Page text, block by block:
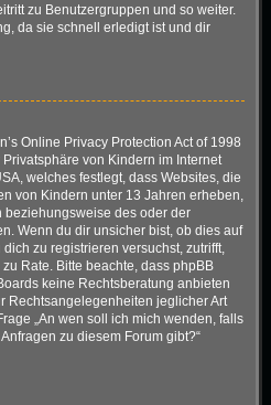
zu Benutzergruppen und so weiter.
da sie schnell erledigt ist und dir
Online Privacy Protection Act of 1998
von Kindern im Internet
welches festlegt, dass Websites, die
von Kindern unter 13 Jahren erheben,
beziehungsweise des oder der
Wenn du dir unsicher bist, ob dies auf
zu registrieren versuchst, zutrifft,
Rate. Bitte beachte, dass phpBB
keine Rechtsberatung anbieten
Rechtsangelegenheiten jeglicher Art
„An wen soll ich mich wenden, falls
zu diesem Forum gibt?“